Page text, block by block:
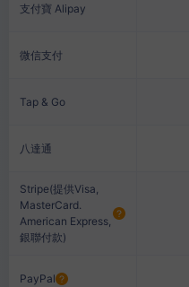
支付寶 Alipay
微信支付
Tap & Go
八達通
Stripe(提供Visa,
MasterCard.
American Express,
銀聯付款)
PayPal